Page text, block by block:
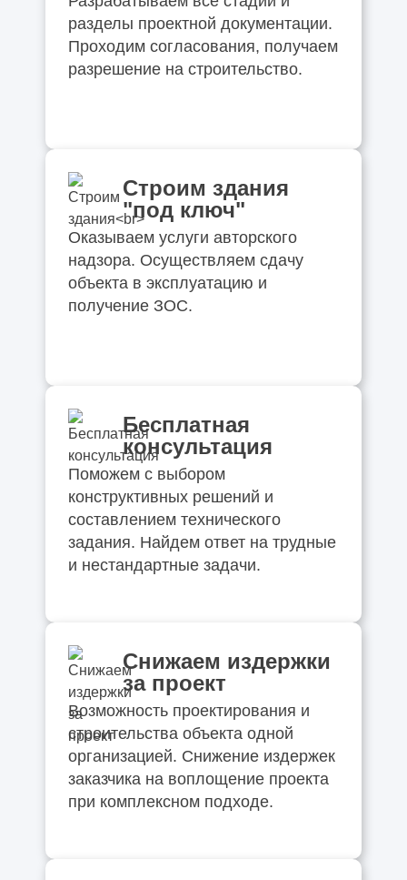
разделы проектной документации.
Проходим согласования, получаем
разрешение на строительство.
Строим здания
"под ключ"
Оказываем услуги авторского
надзора. Осуществляем сдачу
объекта в эксплуатацию и
получение ЗОС.
Бесплатная
консультация
Поможем с выбором
конструктивных решений и
составлением технического
задания. Найдем ответ на трудные
и нестандартные задачи.
Снижаем издержки
за проект
Возможность проектирования и
строительства объекта одной
организацией. Снижение издержек
заказчика на воплощение проекта
при комплексном подходе.